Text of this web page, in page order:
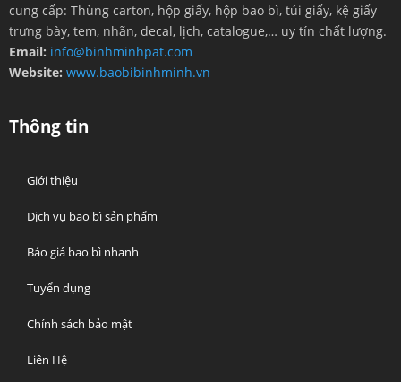
cung cấp: Thùng carton, hộp giấy, hộp bao bì, túi giấy, kệ giấy
trưng bày, tem, nhãn, decal, lịch, catalogue,… uy tín chất lượng.
Email: info@binhminhpat.com
Website: www.baobibinhminh.vn
Thông tin
Giới thiệu
Dịch vụ bao bì sản phẩm
Báo giá bao bì nhanh
Tuyển dụng
Chính sách bảo mật
Liên Hệ